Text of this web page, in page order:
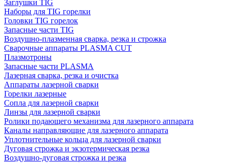
Заглушки TIG
Наборы для TIG горелки
Головки TIG горелок
Запасные части TIG
Воздушно-плазменная сварка, резка и строжка
Сварочные аппараты PLASMA CUT
Плазмотроны
Запасные части PLASMA
Лазерная сварка, резка и очистка
Аппараты лазерной сварки
Горелки лазерные
Сопла для лазерной сварки
Линзы для лазерной сварки
Ролики подающего механизма для лазерного аппарата
Каналы направляющие для лазерного аппарата
Уплотнительные кольца для лазерной сварки
Дуговая строжка и экзотермическая резка
Воздушно-дуговая строжка и резка